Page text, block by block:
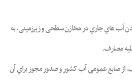
آب ﻫﺎي ﺟﺎري در ﻣﺨﺎزن ﺳﻄﺤﯽ و زﯾﺮزﻣﯿﻨﯽ، ﺑﻪ
ﻣﺼﺎرف.
ﻣﻨﺎﺑﻊ ﻋﻤﻮﻣﯽ آب ﮐﺸﻮر و ﺻﺪور ﻣﺠﻮز ﺑﺮاي آن